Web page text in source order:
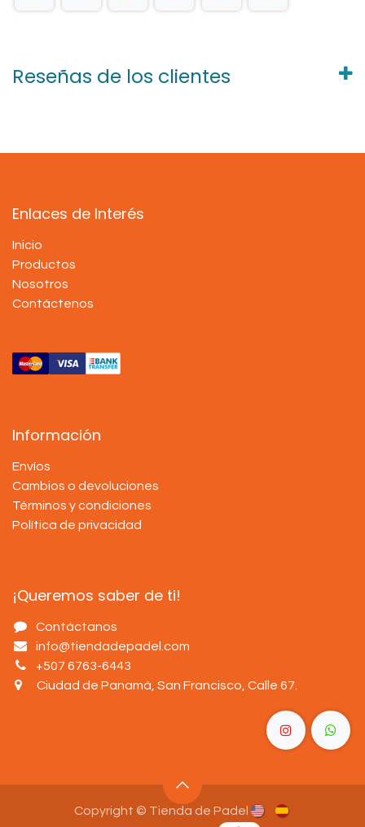
Reseñas de los clientes
Enlaces de Interés
Inicio
Productos
Nosotros
Contáctenos
Información
Envíos
Cambios o devoluciones
Términos y condiciones
Política de privacidad
¡Queremos saber de ti!
Contáctanos
info@tiendadepadel.com
+507 6763-6443
Ciudad de Panamá, San Francisco, Calle 67
Copyright © Tienda de Padel